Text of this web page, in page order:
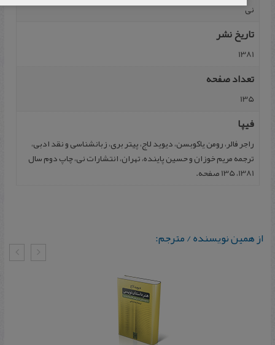
نی
تاریخ نشر
1381
تعداد صفحه
135
فیپا
راجر فالر، رومن یاکوبسن، دیوید لاج، پیتر بری، زبانشناسی و نقد ادبی،
ترجمه مریم خوزان و حسین پاینده، تهران، انتشارات نی، چاپ دوم سال
1381، 135 صفحه.
از همین نویسنده / مترجم: